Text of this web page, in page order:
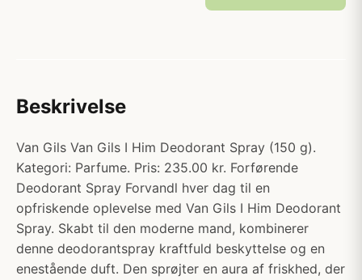
Beskrivelse
Van Gils Van Gils I Him Deodorant Spray (150 g).
Kategori: Parfume. Pris: 235.00 kr. Forførende
Deodorant Spray Forvandl hver dag til en
opfriskende oplevelse med Van Gils I Him Deodorant
Spray. Skabt til den moderne mand, kombinerer
denne deodorantspray kraftfuld beskyttelse og en
enestående duft. Den sprøjter en aura af friskhed, der